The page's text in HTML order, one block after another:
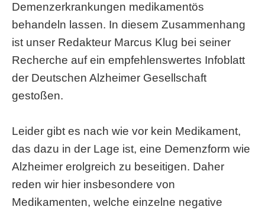
Demenzerkrankungen medikamentös
behandeln lassen. In diesem Zusammenhang
ist unser Redakteur Marcus Klug bei seiner
Recherche auf ein empfehlenswertes Infoblatt
der Deutschen Alzheimer Gesellschaft
gestoßen.
Leider gibt es nach wie vor kein Medikament,
das dazu in der Lage ist, eine Demenzform wie
Alzheimer erolgreich zu beseitigen. Daher
reden wir hier insbesondere von
Medikamenten, welche einzelne negative